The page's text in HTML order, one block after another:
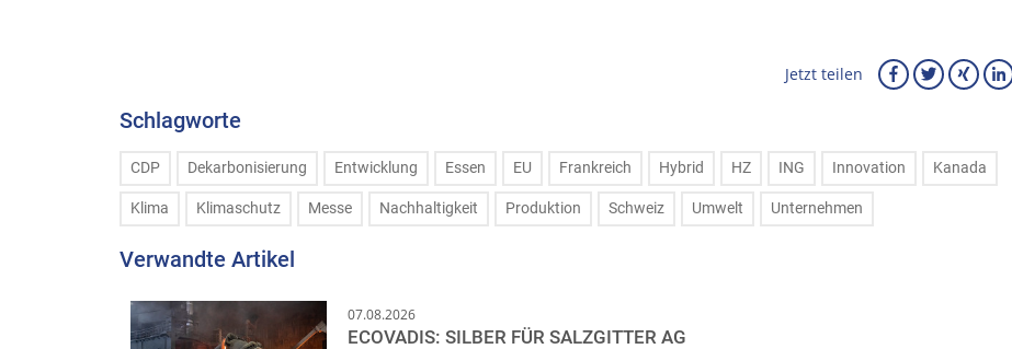
Jetzt teilen
Schlagworte
CDP Dekarbonisierung Entwicklung Essen EU Frankreich Hybrid HZ ING Innovation Kanada
Klima Klimaschutz Messe Nachhaltigkeit Produktion Schweiz Umwelt Unternehmen
Verwandte Artikel
07.08.2026
ECOVADIS: SILBER FÜR SALZGITTER AG